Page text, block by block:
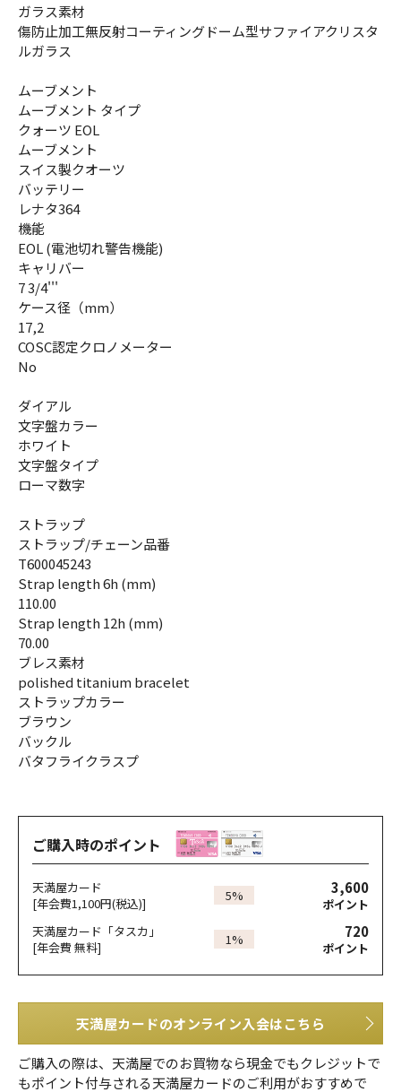
ガラス素材
傷防止加工無反射コーティングドーム型サファイアクリスタ
ルガラス
ムーブメント
ムーブメント タイプ
クォーツ EOL
ムーブメント
スイス製クオーツ
バッテリー
レナタ364
機能
EOL (電池切れ警告機能)
キャリバー
7 3/4'''
ケース径（mm）
17,2
COSC認定クロノメーター
No
ダイアル
文字盤カラー
ホワイト
文字盤タイプ
ローマ数字
ストラップ
ストラップ/チェーン品番
T600045243
Strap length 6h (mm)
110.00
Strap length 12h (mm)
70.00
ブレス素材
polished titanium bracelet
ストラップカラー
ブラウン
バックル
バタフライクラスプ
ご購入時のポイント
天満屋カード
[年会費1,100円(税込)]
5% 3,600
ポイント
天満屋カード「タスカ」
[年会費 無料]
1% 720
ポイント
天満屋カードのオンライン入会はこちら
ご購入の際は、天満屋でのお買物なら現金でもクレジットで
もポイント付与される天満屋カードのご利用がおすすめで